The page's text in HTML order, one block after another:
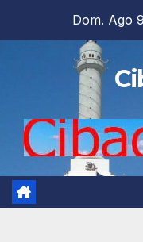
Dom. Ago